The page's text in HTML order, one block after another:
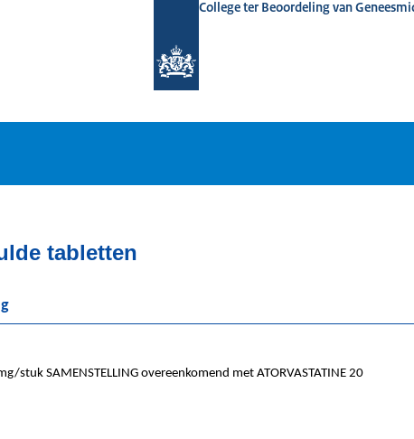
College ter Beoordeling van
tabletten
stuk SAMENSTELLING overeenkomend met ATORVASTATINE 20